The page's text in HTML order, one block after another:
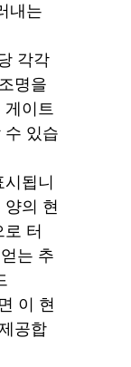
내는
각각
명을
게이트
수 있습
됩니
의 현
로 터
는 추
이 현
공합